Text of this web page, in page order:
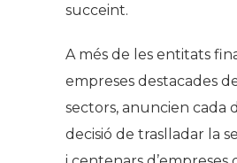
succeint.
A més de les entitats
empreses destacades
sectors, anuncien cada
decisió de traslladar la